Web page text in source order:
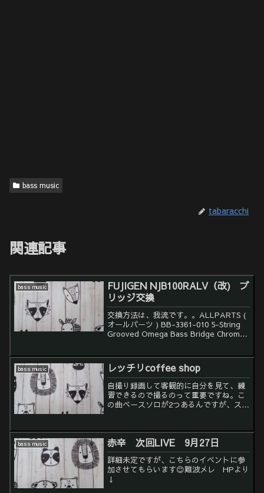
bass music
tabaracchi
関連記事
bass music
FUJIGEN NJB100RALV（改) ブ
リッジ交換
交換方法は、我流です。。ALLPARTS (
オールパーツ ) BB-3361-010 5-String
Grooved Omega Bass Bridge Chrome
bass music レッチリcoffee shop
自撮り録画して客観的に自分を見て、練
習できるので撮るのって重要ですね。こ
の曲ベースソロが2つあるんですが、スラ
みましたが、とても上げれるレベルでは
ないですが、「撮...
bass music 赤辛 次回LIVE 9月27日
詳細未定ですが、こちらのイベントに参
加させてもらいます😊難波メレ HPより
↓